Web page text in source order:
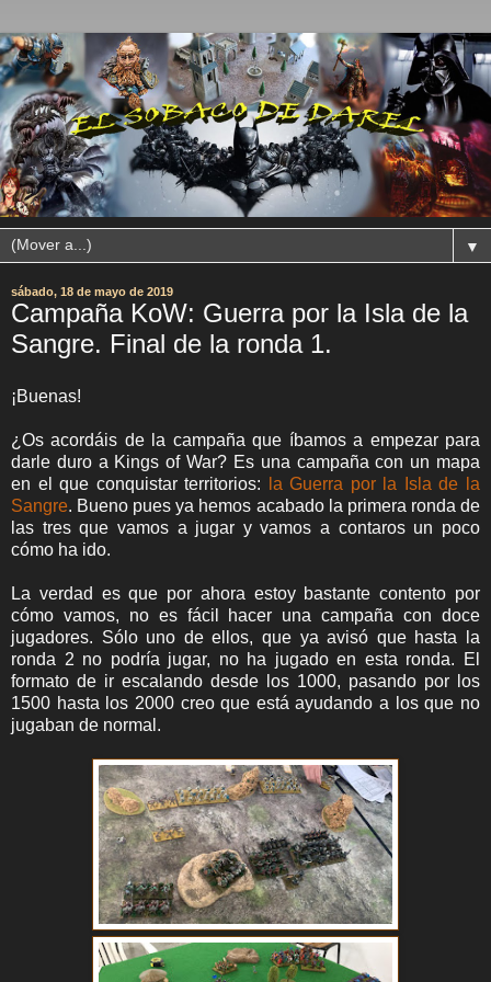
▼
sábado, 18 de mayo de 2019
Campaña KoW: Guerra por la Isla de la
Sangre. Final de la ronda 1.
¡Buenas!
¿Os acordáis de la campaña que íbamos a empezar para
darle duro a Kings of War? Es una campaña con un mapa
en el que conquistar territorios:
la Guerra por la Isla de la
Sangre. Bueno pues ya hemos acabado la primera ronda de
las tres que vamos a jugar y vamos a contaros un poco
cómo ha ido.
La verdad es que por ahora estoy bastante contento por
cómo vamos, no es fácil hacer una campaña con doce
jugadores. Sólo uno de ellos, que ya avisó que hasta la
ronda 2 no podría jugar, no ha jugado en esta ronda. El
formato de ir escalando desde los 1000, pasando por los
1500 hasta los 2000 creo que está ayudando a los que no
jugaban de normal.